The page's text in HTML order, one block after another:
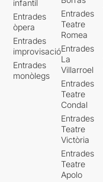
infantil
Entrades
òpera
Entrades
improvisació
Entrades
monòlegs
Entrades
Teatre
Romea
Entrades
La
Villarroel
Entrades
Teatre
Condal
Entrades
Teatre
Victòria
Entrades
Teatre
Apolo